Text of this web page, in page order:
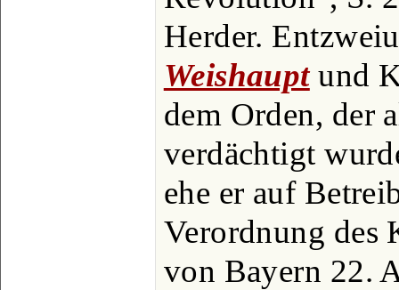
Herder.
Weishauptund
dem Orden, der
verdächtigt
ehe er auf
Verordnung des
von Bayern 22.